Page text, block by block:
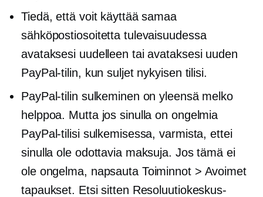
Tiedä, että voit käyttää samaa
sähköpostiosoitetta tulevaisuudessa
avataksesi uudelleen tai avataksesi uuden
PayPal-tilin, kun suljet nykyisen tilisi.
PayPal-tilin sulkeminen on yleensä melko
helppoa. Mutta jos sinulla on ongelmia
PayPal-tilisi sulkemisessa, varmista, ettei
sinulla ole odottavia maksuja. Jos tämä ei
ole ongelma, napsauta Toiminnot > Avoimet
tapaukset. Etsi sitten Resoluutiokeskus-